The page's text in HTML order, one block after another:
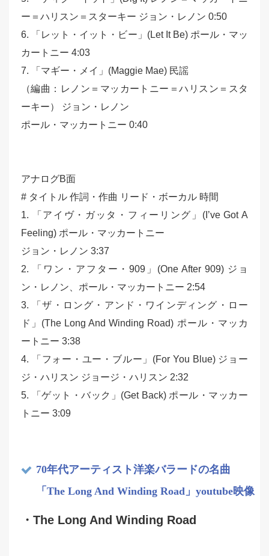
ー＝ハリスン＝スターキー ジョン・レノン 0:50
6. 「レット・イット・ビー」(Let It Be) ポール・マッ
カートニー 4:03
7. 「マギー・メイ」(Maggie Mae) 民謡
（編曲：レノン＝マッカートニー＝ハリスン＝スタ
ーキー） ジョン・レノン
ポール・マッカートニー 0:40
アナログB面
# タイトル 作詞・作曲 リード・ボーカル 時間
1. 「アイヴ・ガッタ・フィーリング」(I’ve Got A
Feeling) ポール・マッカートニー
ジョン・レノン 3:37
2. 「ワン・アフター・909」(One After 909) ジョ
ン・レノン、ポール・マッカートニー 2:54
3. 「ザ・ロング・アンド・ワインディング・ロー
ド」(The Long And Winding Road) ポール・マッカ
ートニー 3:38
4. 「フォー・ユー・ブルー」(For You Blue) ジョー
ジ・ハリスン ジョージ・ハリスン 2:32
5. 「ゲット・バック」(Get Back) ポール・マッカー
トニー 3:09
70年代アーティスト洋楽バラードの名曲
「The Long And Winding Road」youtube映像
・The Long And Winding Road